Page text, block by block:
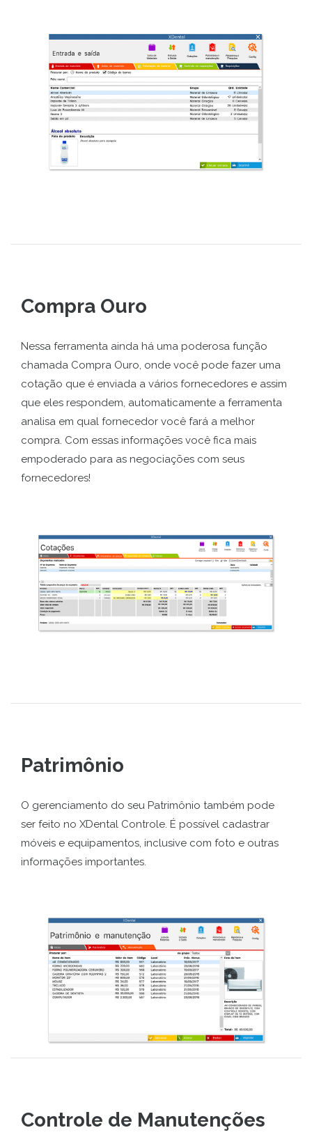
Compra Ouro
Nessa ferramenta ainda há uma poderosa função
chamada Compra Ouro, onde você pode fazer uma
cotação que é enviada a vários fornecedores e assim
que eles respondem, automaticamente a ferramenta
analisa em qual fornecedor você fará a melhor
compra. Com essas informações você fica mais
empoderado para as negociações com seus
fornecedores!
Patrimônio
O gerenciamento do seu Patrimônio também pode
ser feito no XDental Controle. É possível cadastrar
móveis e equipamentos, inclusive com foto e outras
informações importantes.
Controle de Manutenções